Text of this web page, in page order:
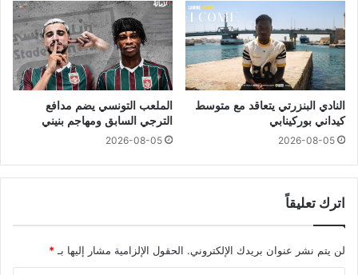
النادي البنزرتي يتعاقد مع متوسط
كيداني بوركينابي
2026-08-05
الملعب التونسي يضم مدافع
الترجي السابق ومهاجم بنيني
2026-08-05
اترك تعليقاً
لن يتم نشر عنوان بريدك الإلكتروني. الحقول الإلزامية مشار إليها بـ*